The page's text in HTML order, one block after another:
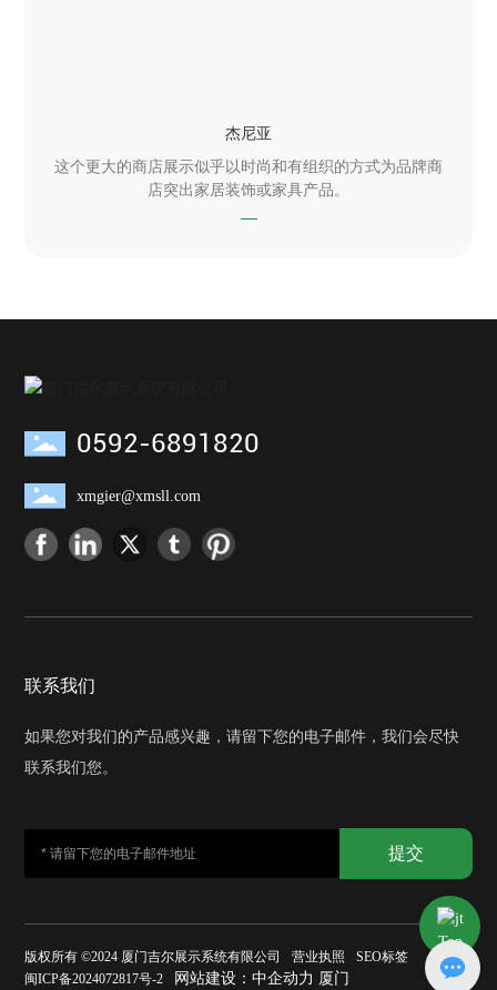
杰尼亚
这个更大的商店展示似乎以时尚和有组织的方式为品牌商
店突出家居装饰或家具产品。
0592-6891820
xmgier@xmsll.com
联系我们
如果您对我们的产品感兴趣，请留下您的电子邮件，我们会尽快
联系我们您。
提交
版权所有 ©2024 厦门吉尔展示系统有限公司 营业执照
SEO标签
闽ICP备2024072817号-2
网站建设：中企动力 厦门
Top